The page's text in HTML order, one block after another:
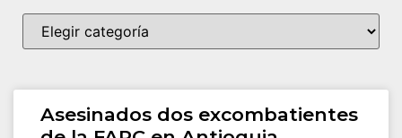
Asesinados dos excombatientes